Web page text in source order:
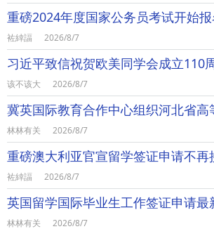
袏緈諨 2026/8/7
习近平致信祝贺欧美同学会成立110
该不该大 2026/8/7
林林有关 2026/8/7
袏緈諨 2026/8/7
林林有关 2026/8/7